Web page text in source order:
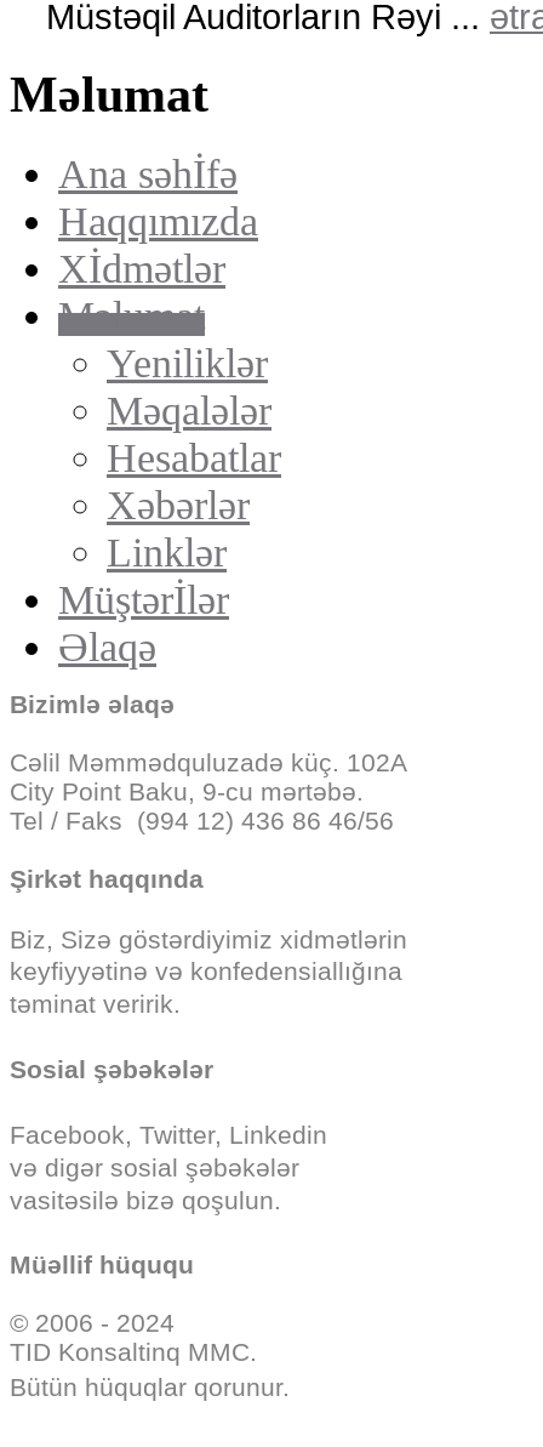
Müstəqil Auditorların Rəyi ...
Məlumat
Ana səhİfə
Haqqımızda
Xİdmətlər
Məlumat
Yeniliklər
Məqalələr
Hesabatlar
Xəbərlər
Linklər
Müştərİlər
Əlaqə
Bizimlə əlaqə
Cəlil Məmmədquluzadə küç. 102A
City Point Baku, 9-cu mərtəbə.
Tel / Faks (994 12) 436 86 46/56
Şirkət haqqında
Biz, Sizə göstərdiyimiz xidmətlərin
keyfiyyətinə və konfedensiallığına
təminat veririk.
Sosial şəbəkələr
Facebook, Twitter, Linkedin
və digər sosial şəbəkələr
vasitəsilə bizə qoşulun.
Müəllif hüququ
© 2006 - 2024
TID Konsaltinq MMC.
Bütün hüquqlar qorunur.